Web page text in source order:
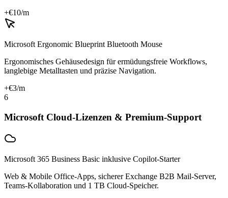
+€10/m
Microsoft Ergonomic Blueprint Bluetooth Mouse
Ergonomisches Gehäusedesign für ermüdungsfreie Workflows,
langlebige Metalltasten und präzise Navigation.
+€3/m
6
Microsoft Cloud-Lizenzen & Premium-Support
Microsoft 365 Business Basic inklusive Copilot-Starter
Web & Mobile Office-Apps, sicherer Exchange B2B Mail-Server,
Teams-Kollaboration und 1 TB Cloud-Speicher.